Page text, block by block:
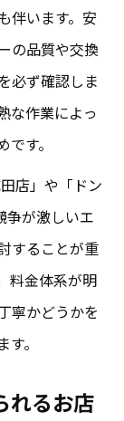
伴います。安
の品質や交換
必ず確認しま
な作業によっ
す。
店」や「ドン
争が激しいエ
することが重
料金体系が明
寧かどうかを
。
れるお店